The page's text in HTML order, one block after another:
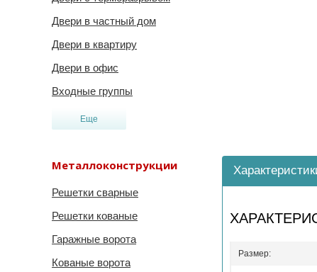
Двери в частный дом
Двери в квартиру
Двери в офис
Входные группы
Еще
Металлоконструкции
Решетки сварные
Решетки кованые
Гаражные ворота
Кованые ворота
Размер: